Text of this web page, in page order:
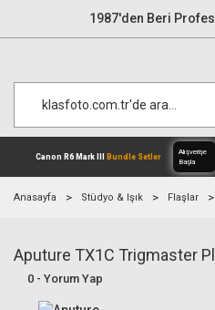
1987'den Beri
Canon R6 Mark III
Anasayfa Stüdyo & Işık Flaşlar
Aputure TX1C Trigmaster
0 - Yorum Yap